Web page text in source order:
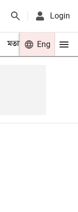
Login
মতামত খেলা
Eng